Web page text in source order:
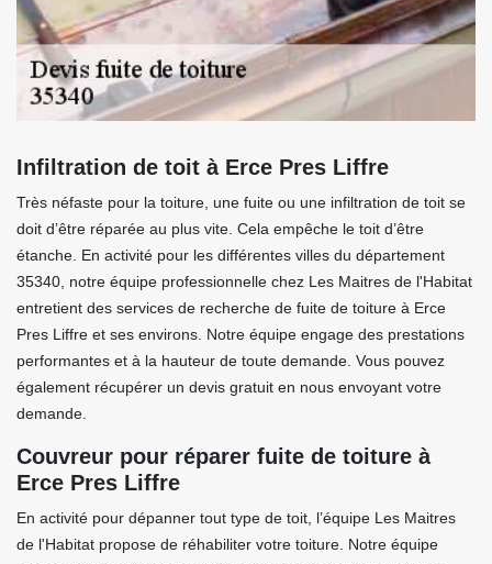
Infiltration de toit à Erce Pres Liffre
Très néfaste pour la toiture, une fuite ou une infiltration de toit se
doit d’être réparée au plus vite. Cela empêche le toit d’être
étanche. En activité pour les différentes villes du département
35340, notre équipe professionnelle chez Les Maitres de l'Habitat
entretient des services de recherche de fuite de toiture à Erce
Pres Liffre et ses environs. Notre équipe engage des prestations
performantes et à la hauteur de toute demande. Vous pouvez
également récupérer un devis gratuit en nous envoyant votre
demande.
Couvreur pour réparer fuite de toiture à
Erce Pres Liffre
En activité pour dépanner tout type de toit, l’équipe Les Maitres
de l'Habitat propose de réhabiliter votre toiture. Notre équipe